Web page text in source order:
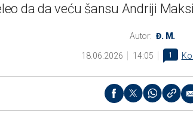
da da veću šansu Andriji
Autor: Đ. M.
18.06.2026 14:05 1